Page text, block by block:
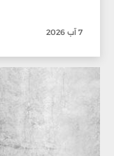
7 آب 2026